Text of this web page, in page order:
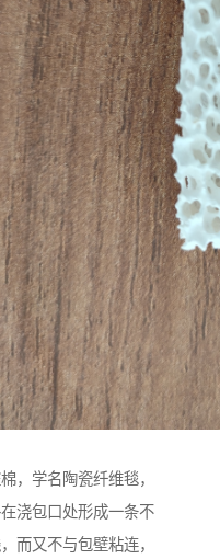
，学名陶瓷纤维毯，
浇包口处形成一条不
而又不与包壁粘连，